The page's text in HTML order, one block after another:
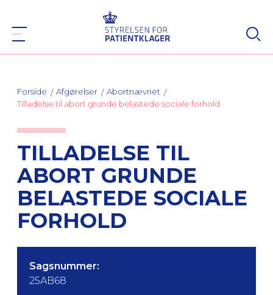
Forside Afgørelser
Abortnævnet
Tilladelse til abort grunde belastede sociale forhold
TILLADELSE TIL
ABORT GRUNDE
BELASTEDE SOCIALE
FORHOLD
Sagsnummer:
25AB68